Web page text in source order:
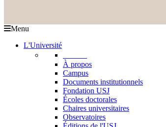
Menu
L'Université
À propos
Campus
Documents institutionnels
Fondation USJ
Écoles doctorales
Chaires universitaires
Observatoires